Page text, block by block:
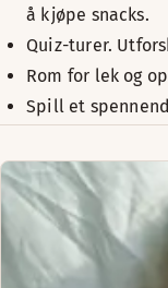
å kjøpe snacks.
Quiz-turer.
Rom for lek og
Spill et